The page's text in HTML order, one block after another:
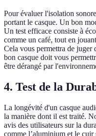
Pour évaluer l'isolation
portant le casque. Un bon
Un test efficace consiste à
comme un café, tout en
Cela vous permettra de
bon casque doit vous
être dérangé par
4. Test de la
La longévité d'un casque
la manière dont il est traité.
avis des utilisateurs sur la
comme l’aluminium et le